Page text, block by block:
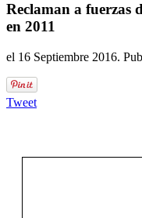
Reclaman a fuerzas
en 2011
el 16 Septiembre 2016.
Tweet